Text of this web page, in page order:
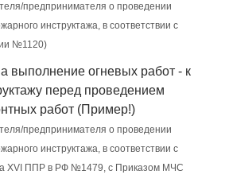
предпринимателя о проведении
инструктажа, в соответствии с
№1120)
выполнение огневых работ - к
перед проведением
работ (Пример!)
предпринимателя о проведении
инструктажа, в соответствии с
XVI ППР в РФ №1479, c Приказом МЧС